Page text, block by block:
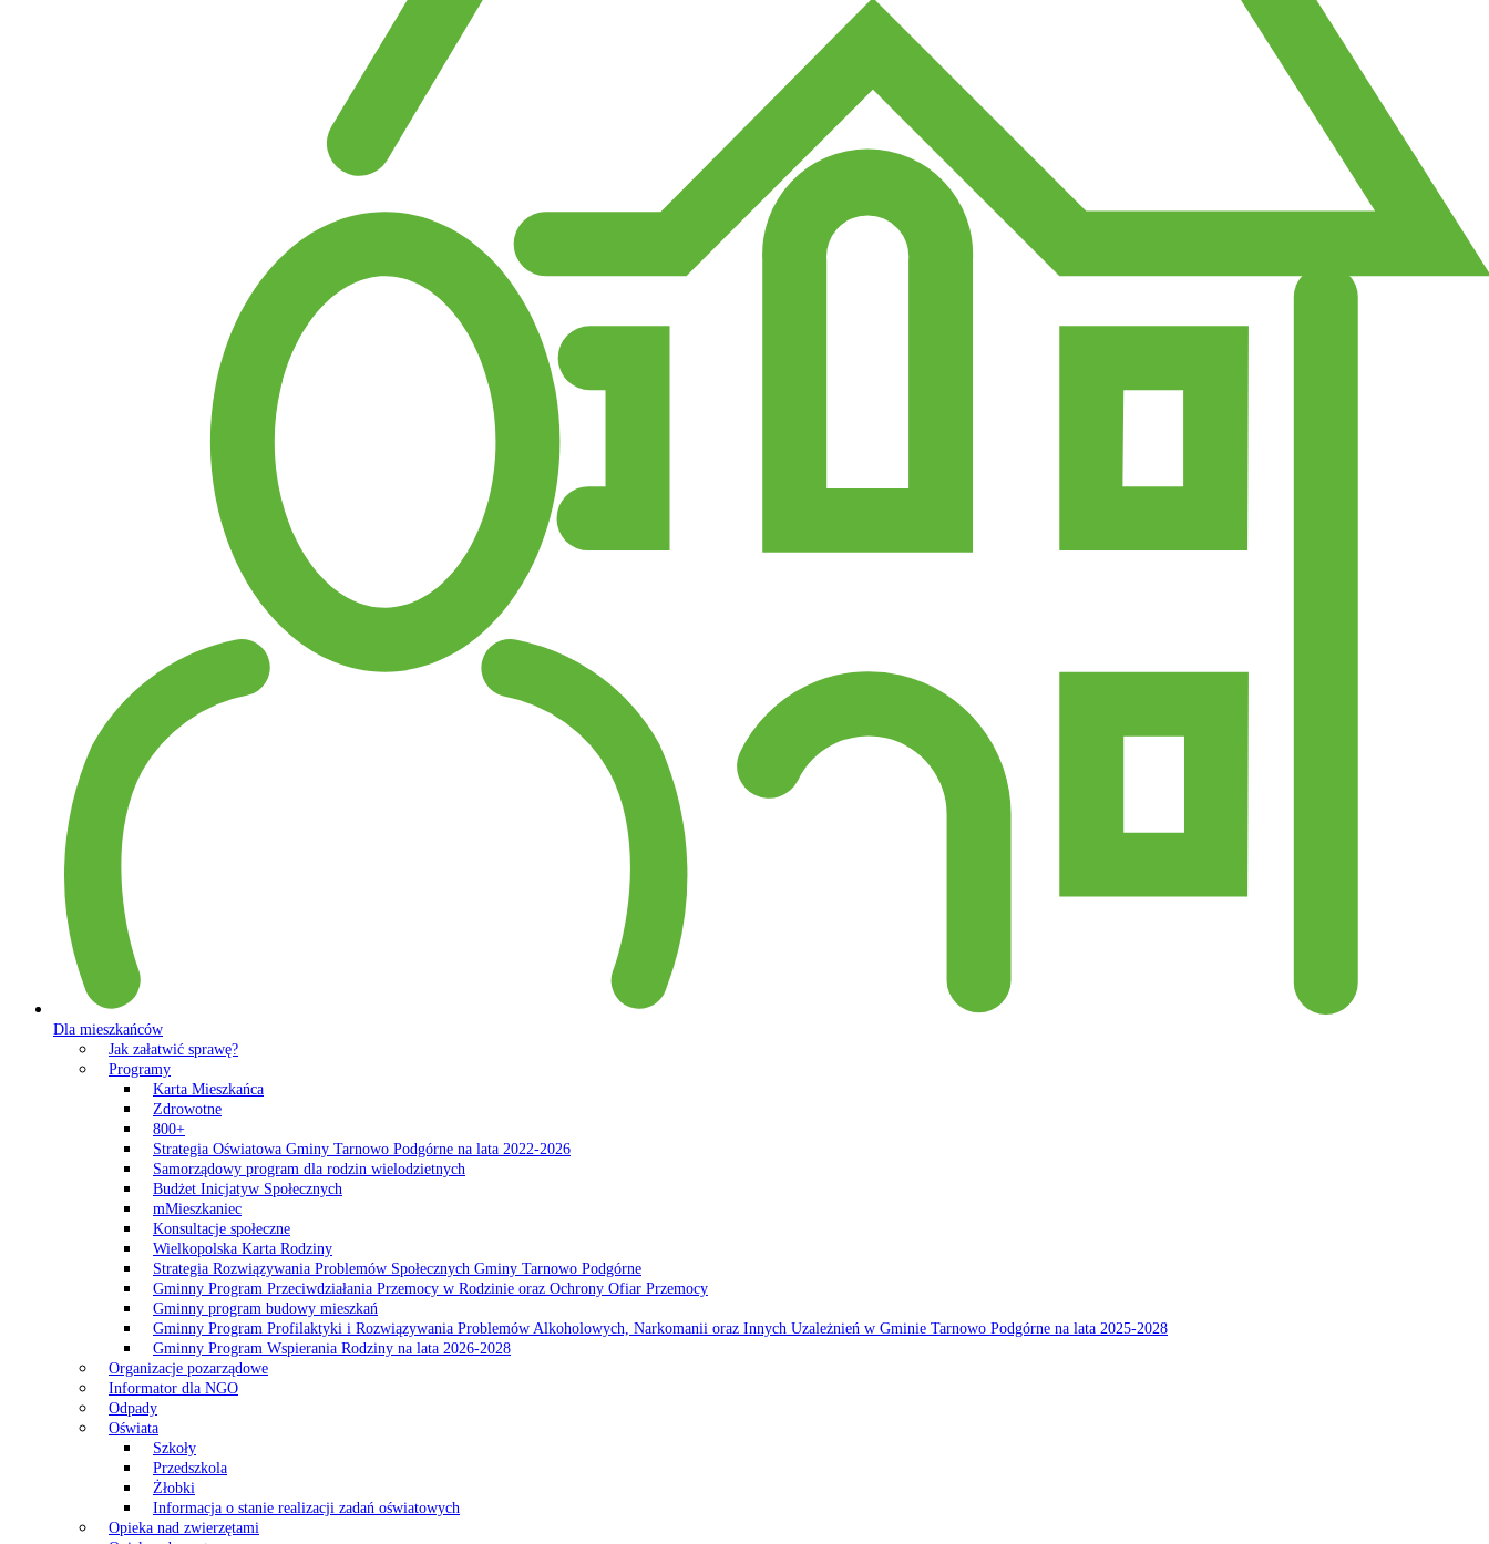
Dla mieszkańców
Jak załatwić sprawę?
Programy
Karta Mieszkańca
Zdrowotne
800+
Strategia Oświatowa Gminy Tarnowo Podgórne na lata 2022-2026
Samorządowy program dla rodzin wielodzietnych
Budżet Inicjatyw Społecznych
mMieszkaniec
Konsultacje społeczne
Wielkopolska Karta Rodziny
Strategia Rozwiązywania Problemów Społecznych Gminy Tarnowo Podgórne
Gminny Program Przeciwdziałania Przemocy w Rodzinie oraz Ochrony Ofiar Przemocy
Gminny program budowy mieszkań
Gminny Program Profilaktyki i Rozwiązywania Problemów Alkoholowych, Narkomanii oraz Innych Uzależnień w Gminie Tarnowo Podgórne na lata 2025-2028
Gminny Program Wspierania Rodziny na lata 2026-2028
Organizacje pozarządowe
Informator dla NGO
Odpady
Oświata
Szkoły
Przedszkola
Żłobki
Informacja o stanie realizacji zadań oświatowych
Opieka nad zwierzętami